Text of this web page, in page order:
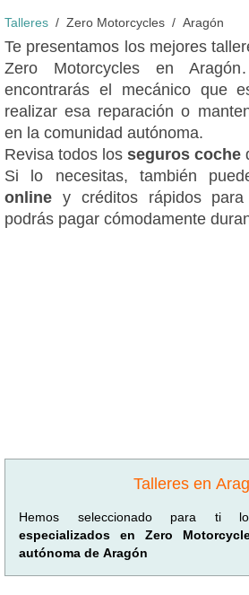
Talleres Zero Motorcycles Aragón
Te presentamos los mejores
Zero Motorcycles en
encontrarás el mecánico que
realizar esa reparación o
en la comunidad autónoma.
Revisa todos los seguros coche
Si lo necesitas, también
online y créditos rápidos
podrás pagar cómodamente
Talleres en
Hemos seleccionado para ti
especializados en Zero
autónoma de Aragón